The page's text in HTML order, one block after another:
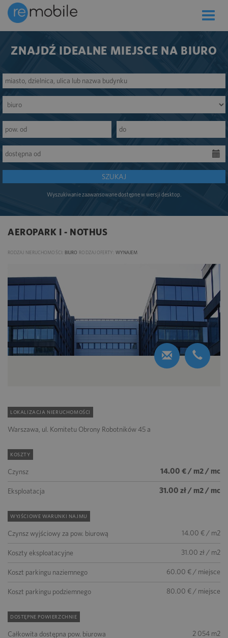
Toggle
ZNAJDŹ IDEALNE MIEJSCE NA BIURO
SZUKAJ
Wyszukiwanie zaawansowane dostępne w wersji desktop.
AEROPARK I - NOTHUS
RODZAJ NIERUCHOMOŚCI: BIURO RODZAJ OFERTY: WYNAJEM
LOKALIZACJA NIERUCHOMOŚCI
Warszawa, ul. Komitetu Obrony Robotników 45 a
KOSZTY
Czynsz 14.00 € / m2 / mc
Eksploatacja 31.00 zł / m2 / mc
WYJŚCIOWE WARUNKI NAJMU
Czynsz wyjściowy za pow. biurową 14.00 € / m2
Koszty eksploatacyjne 31.00 zł / m2
Koszt parkingu naziemnego 60.00 € / miejsce
Koszt parkingu podziemnego 80.00 € / miejsce
DOSTĘPNE POWIERZCHNIE
Całkowita dostępna pow. biurowa 2 054 m2